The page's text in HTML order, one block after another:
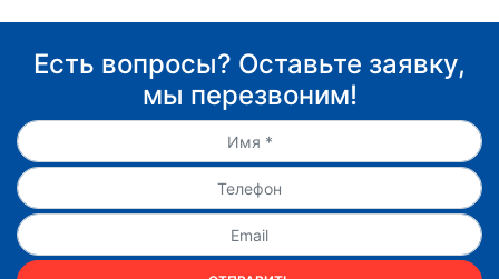
Есть вопросы? Оставьте заявку,
мы перезвоним!